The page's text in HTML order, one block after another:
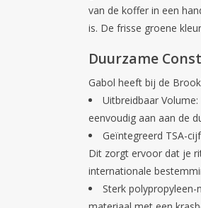
van de koffer in een
is. De frisse groene
Duurzame
Gabol heeft bij de
Uitbreidbaar Volume:
eenvoudig aan aan de
Geïntegreerd TSA-
Dit zorgt ervoor dat je
internationale
Sterk polypropyleen-